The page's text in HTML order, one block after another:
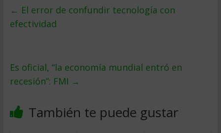
← El error de confundir tecnología con
efectividad
Es oficial, “la economía mundial entró en
recesión”: FMI →
También te puede gustar